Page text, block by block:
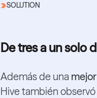
SOLUTION
De tres a un solo
Además de una
Hive también observó